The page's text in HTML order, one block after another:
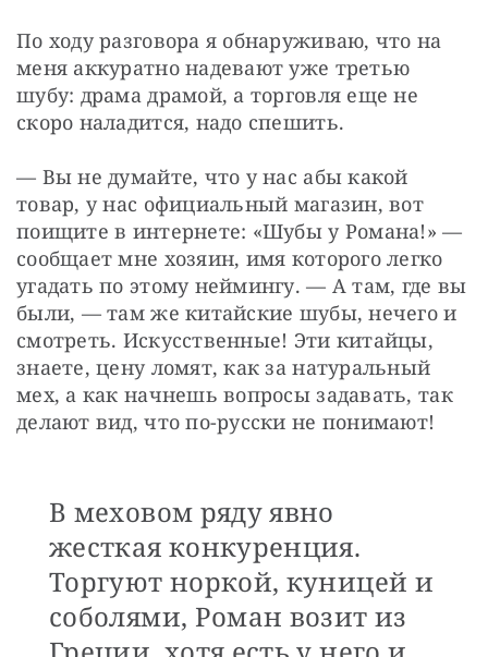
По ходу разговора я обнаруживаю, что на
меня аккуратно надевают уже третью
шубу: драма драмой, а торговля еще не
скоро наладится, надо спешить.
— Вы не думайте, что у нас абы какой
товар, у нас официальный магазин, вот
поищите в интернете: «Шубы у Романа!» —
сообщает мне хозяин, имя которого легко
угадать по этому неймингу. — А там, где вы
были, — там же китайские шубы, нечего и
смотреть. Искусственные! Эти китайцы,
знаете, цену ломят, как за натуральный
мех, а как начнешь вопросы задавать, так
делают вид, что по-русски не понимают!
В меховом ряду явно
жесткая конкуренция.
Торгуют норкой, куницей и
соболями, Роман возит из